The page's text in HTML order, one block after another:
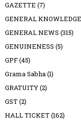
GAZETTE (7)
GENERAL KNOWLEDGE
GENERAL NEWS (315)
GENUINENESS (5)
GPF(45)
Grama Sabha(1)
GRATUITY(2)
GST(2)
HALL TICKET(162)